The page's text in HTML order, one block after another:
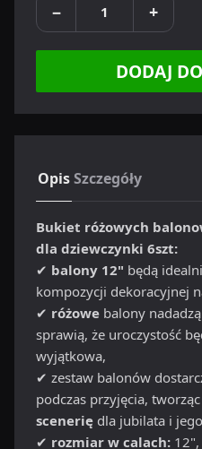
− +
DODAJ
OpisSzczegóły
Bukiet różowych
dla dziewczynki 6szt:
✔ balony 12" będą
kompozycji dekoracyjnej
✔ różowe balony nadadzą
sprawią, że uroczystość
wyjątkowa,
✔ zestaw balonów
podczas przyjęcia, tworząc
scenerię dla jubilata i
✔ rozmiar w calach: 12",